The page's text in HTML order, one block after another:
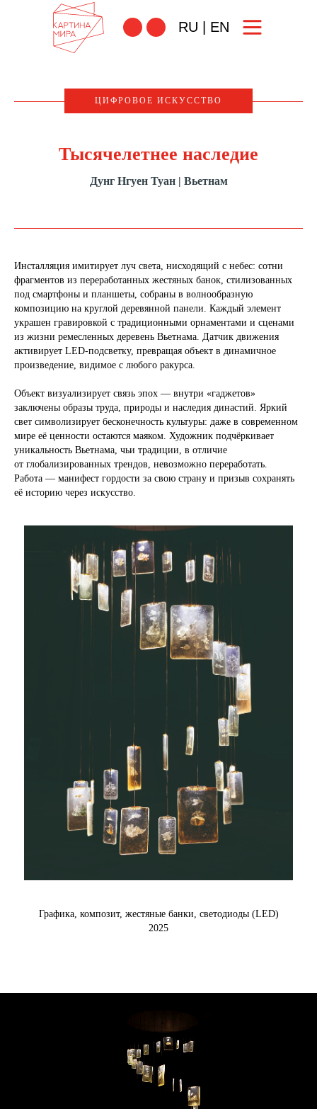
RU EN
ЦИФРОВОЕ ИСКУССТВО
Тысячелетнее наследие
Дунг Нгуен Туан | Вьетнам
Инсталляция имитирует луч света, нисходящий с небес: сотни
фрагментов из переработанных жестяных банок, стилизованных
под смартфоны и планшеты, собраны в волнообразную
композицию на круглой деревянной панели. Каждый элемент
украшен гравировкой с традиционными орнаментами и сценами
из жизни ремесленных деревень Вьетнама. Датчик движения
активирует LED-подсветку, превращая объект в динамичное
произведение, видимое с любого ракурса.
Объект визуализирует связь эпох — внутри «гаджетов»
заключены образы труда, природы и наследия династий. Яркий
свет символизирует бесконечность культуры: даже в современном
мире её ценности остаются маяком. Художник подчёркивает
уникальность Вьетнама, чьи традиции, в отличие
от глобализированных трендов, невозможно переработать.
Работа — манифест гордости за свою страну и призыв сохранять
её историю через искусство.
Графика, композит, жестяные банки, светодиоды (LED)
2025